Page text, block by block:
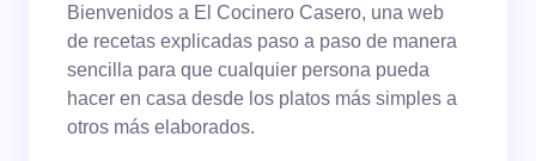
Bienvenidos a El Cocinero Casero, una web
de recetas explicadas paso a paso de manera
sencilla para que cualquier persona pueda
hacer en casa desde los platos más simples a
otros más elaborados.